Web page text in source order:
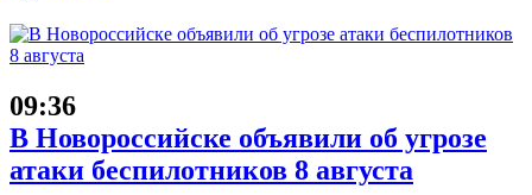
09:36
В Новороссийске объявили об угрозе
атаки беспилотников 8 августа